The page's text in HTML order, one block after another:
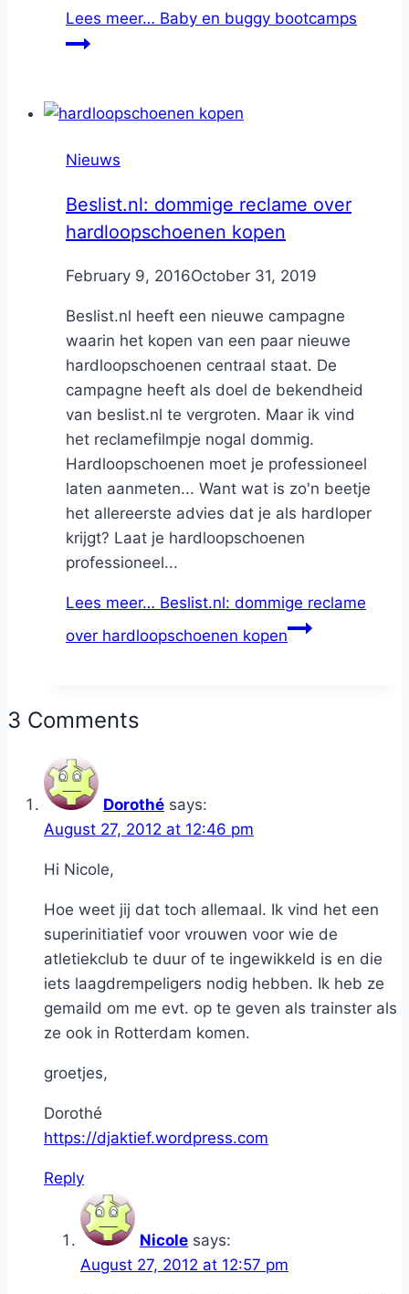
Lees meer… Baby en buggy bootcamps
Nieuws
Beslist.nl: dommige reclame over
hardloopschoenen kopen
ByNicole
February 9, 2016October 31, 2019
Beslist.nl heeft een nieuwe campagne
waarin het kopen van een paar nieuwe
hardloopschoenen centraal staat. De
campagne heeft als doel de bekendheid
van beslist.nl te vergroten. Maar ik vind
het reclamefilmpje nogal dommig.
Hardloopschoenen moet je professioneel
laten aanmeten... Want wat is zo'n beetje
het allereerste advies dat je als hardloper
krijgt? Laat je hardloopschoenen
professioneel...
Lees meer… Beslist.nl: dommige reclame
over hardloopschoenen kopen
3 Comments
Dorothé says:
August 27, 2012 at 12:46 pm
Hi Nicole,
Hoe weet jij dat toch allemaal. Ik vind het een
superinitiatief voor vrouwen voor wie de
atletiekclub te duur of te ingewikkeld is en die
iets laagdrempeligers nodig hebben. Ik heb ze
gemaild om me evt. op te geven als trainster als
ze ook in Rotterdam komen.
groetjes,
Dorothé
https://djaktief.wordpress.com
Reply
Nicole says:
August 27, 2012 at 12:57 pm